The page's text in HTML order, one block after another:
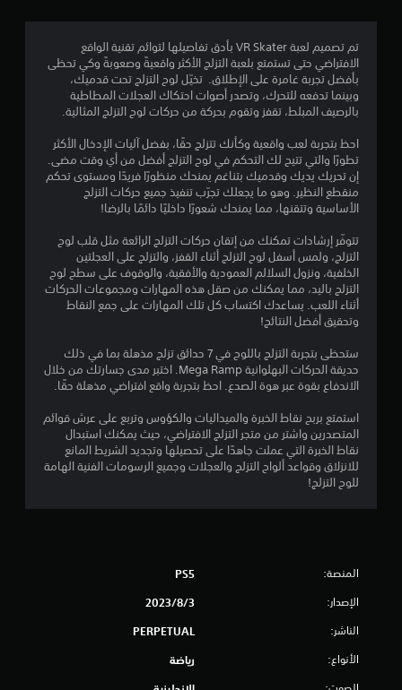
7
ن
ج
و
م
ن
5
ن
ج
و
م
م
ن
تم تصميم لعبة VR Skater بأدق تفاصيلها لتوائم تقنية الواقع
الافتراضي حتى تستمتع بلعبة التزلج الأكثر واقعيةً وصعوبةً وكي تحظى
بأفضل تجربة غامرة على الإطلاق. تخيّل لوح التزلج تحت قدميك،
وبينما تدفعه للتحرك، وتصدر أصوات احتكاك العجلات المطاطية
بالرصيف المبلط، تقفز وتقوم بحركة من حركات لوح التزلج المثالية.
احظ بتجربة لعب واقعية وكأنك تتزلج حقًا، بفضل آليات الإدخال الأكثر
تطورًا والتي تتيح لك التحكم في لوح التزلج أفضل من أي وقت مضى.
إن تحريك يديك وقدميك بتناغم يمنحك منظورًا فريدًا ومستوى تحكم
منقطع النظير. وهو ما يجعلك تجرّب تنفيذ جميع حركات التزلج
الأساسية وتتقنها، مما يمنحك شعورًا داخليًا دائمًا بالرضا!
تتوفّر إرشادات تمكنك من إتقان حركات التزلج الرائعة مثل قلب لوح
التزلج، ولمس أسفل لوح التزلج أثناء القفز، والتزلج على العجلتين
الخلفية، ونزول السلالم العمودية والأفقية، والوقوف على سطح لوح
التزلج باليد، مما يمكنك من صقل هذه المهارات ومجموعات الحركات
أثناء اللعب. يساعدك اكتساب كل تلك المهارات على جمع النقاط
وتحقيق أفضل النتائج!
ستحظى بتجربة التزلج باللوح في 7 حدائق تزلج مذهلة بما في ذلك
حديقة الحركات البهلوانية Mega Ramp. اختبر مدى جسارتك من خلال
الاندفاع بقوة عبر هوة الصدع. احظ بتجربة واقع افتراضي مذهلة حقًا.
استمتع بربح نقاط الخبرة والميداليات والكؤوس وتربع على عرش قوائم
المتصدرين واشتر من متجر التزلج الافتراضي، حيث يمكنك استبدال
نقاط الخبرة التي عملت جاهدًا على تحصيلها وتجديد الشريط المانع
للانزلاق وقواعد ألواح التزلج والعجلات وجميع الرسومات الفنية الهامة
للوح التزلج!
المنصة: PS5
الإصدار: 3‏/8‏/2023
الناشر: PERPETUAL
الأنواع: رياضة